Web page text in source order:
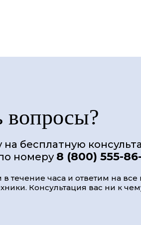
вопросы?
на бесплатную
номеру 8 (800) 555-
течение часа и ответим на все
Консультация вас ни к